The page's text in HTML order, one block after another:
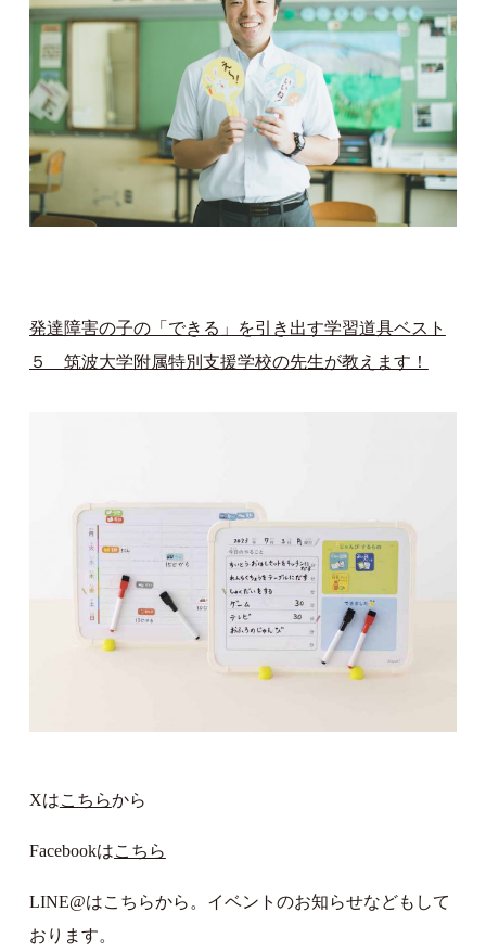
発達障害の子の「できる」を引き出す学習道具ベスト
５ 筑波大学附属特別支援学校の先生が教えます！
Xはこちらから
Facebookはこちら
LINE@はこちらから。イベントのお知らせなどもして
おります。